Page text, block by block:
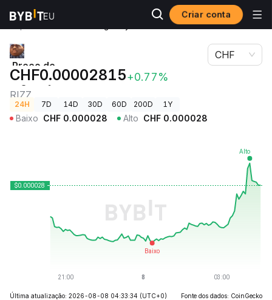
Criar conta
Preços de
SigmaGyattOhioFanumSkibidiGooner RIZZ
Preço de
SigmaGyattOhioFanumSkibidiGooner
RIZZ
CHF0.00002815+0.77%
CHF
24H 7D 14D 30D 60D 200D 1Y
Baixo CHF 0.000028 Alto CHF 0.000028
Última atualização: 2026-08-08 04:33:34 (UTC+0)
Fonte dos dados: CoinGecko